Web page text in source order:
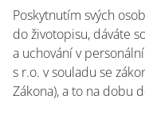
Poskytnutím svých
do životopisu, dáváte
a uchování v
s r.o. v souladu se
Zákona), a to na dobu